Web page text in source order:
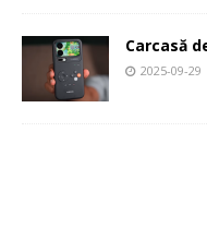
Carcasă
2025-09-29